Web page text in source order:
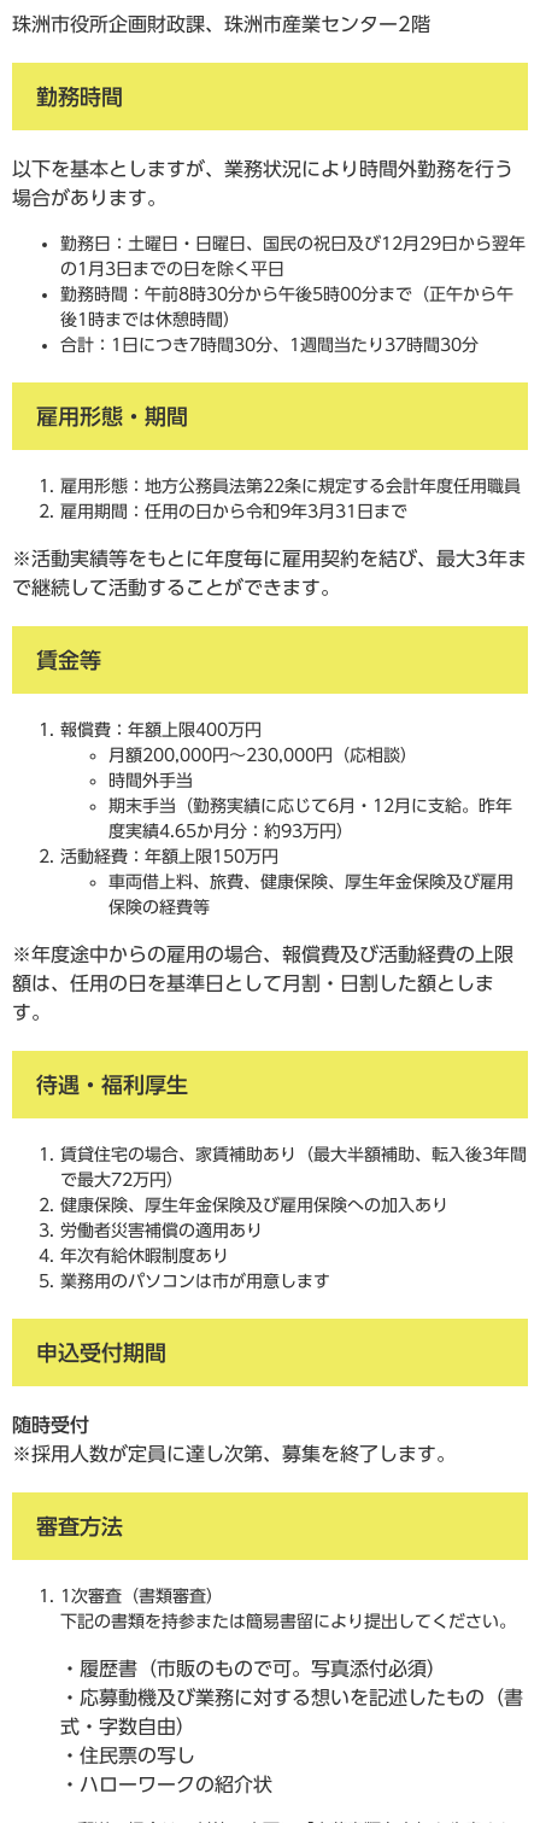
珠洲市役所企画財政課、珠洲市産業センター2階
勤務時間
​以下を基本としますが、業務状況により時間外勤務を行う
場合があります。
勤務日：土曜日・日曜日、国民の祝日及び12月29日から翌年
の1月3日までの日を除く平日
勤務時間：午前8時30分から午後5時00分まで（正午から午
後1時までは休憩時間）
合計：1日につき7時間30分、1週間当たり37時間30分
雇用形態・期間
雇用形態：地方公務員法第22条に規定する会計年度任用職員
雇用期間：任用の日から令和9年3月31日まで
※活動実績等をもとに年度毎に雇用契約を結び、最大3年ま
で継続して活動することができます。
賃金等
報償費：年額上限400万円
月額200,000円～230,000円（応相談）
時間外手当
期末手当（勤務実績に応じて6月・12月に支給。昨年
度実績4.65か月分：約93万円）
活動経費：年額上限150万円
車両借上料、旅費、健康保険、厚生年金保険及び雇用
保険の経費等
※年度途中からの雇用の場合、報償費及び活動経費の上限
額は、任用の日を基準日として月割・日割した額としま
す。
待遇・福利厚生
賃貸住宅の場合、家賃補助あり（最大半額補助、転入後3年間
で最大72万円）
健康保険、厚生年金保険及び雇用保険への加入あり
労働者災害補償の適用あり
年次有給休暇制度あり
業務用のパソコンは市が用意します
申込受付期間
随時受付
※採用人数が定員に達し次第、募集を終了します。
審査方法
1次審査（書類審査）
下記の書類を持参または簡易書留により提出してください。
・履歴書（市販のもので可。写真添付必須）
・応募動機及び業務に対する想いを記述したもの（書
式・字数自由）
・住民票の写し
・ハローワークの紹介状